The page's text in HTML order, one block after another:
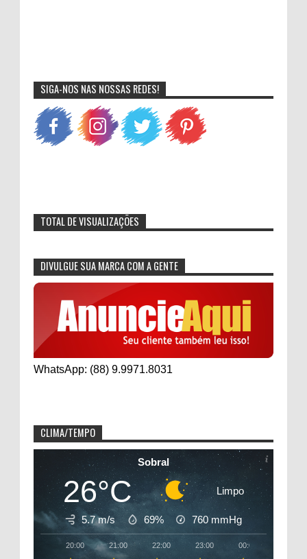
SIGA-NOS NAS NOSSAS REDES!
TOTAL DE VISUALIZAÇÕES
DIVULGUE SUA MARCA COM A GENTE
WhatsApp: (88) 9.9971.8031
CLIMA/TEMPO
Sobral
26°C Limpo
5.7 m/s 69% 760mmHg
20:00 21:00 22:00 23:00 00:00